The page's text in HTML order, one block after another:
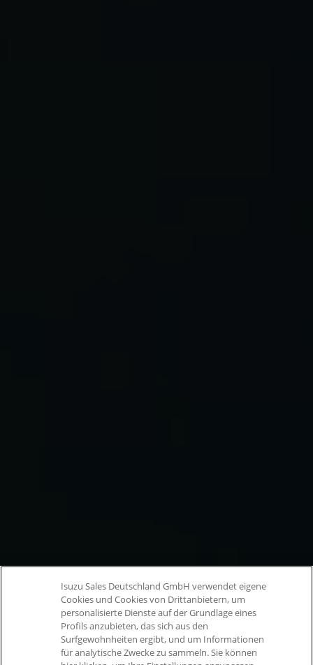
Isuzu Sales Deutschland GmbH verwendet eigene
Cookies und Cookies von Drittanbietern, um
personalisierte Dienste auf der Grundlage eines
Profils anzubieten, das sich aus den
Surfgewohnheiten ergibt, und um Informationen
für analytische Zwecke zu sammeln. Sie können